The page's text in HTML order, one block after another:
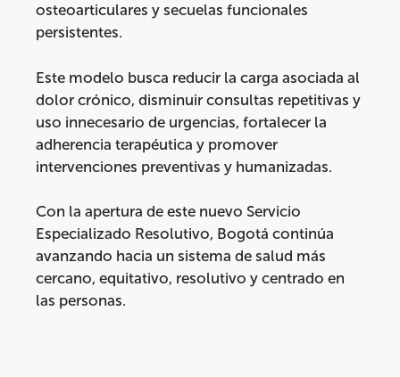
osteoarticulares y secuelas funcionales
persistentes.
Este modelo busca reducir la carga asociada al
dolor crónico, disminuir consultas repetitivas y
uso innecesario de urgencias, fortalecer la
adherencia terapéutica y promover
intervenciones preventivas y humanizadas.
Con la apertura de este nuevo Servicio
Especializado Resolutivo, Bogotá continúa
avanzando hacia un sistema de salud más
cercano, equitativo, resolutivo y centrado en
las personas.